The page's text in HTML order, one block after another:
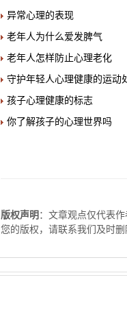
异常心理的表现
老年人为什么爱发脾气
老年人怎样防止心理老化
守护年轻人心理健康的运动
孩子心理健康的标志
你了解孩子的心理世界吗
版权声明 ：文章观点仅代表
您的版权，请联系我们及时